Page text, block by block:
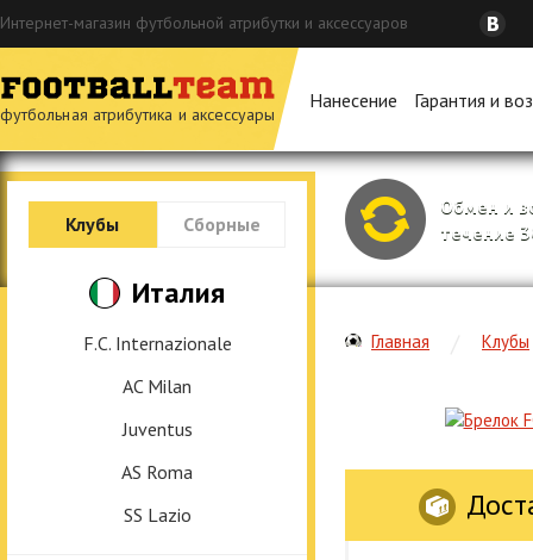
Интернет-магазин футбольной атрибутки и аксессуаров
футбольная атрибутика и аксессуары
Нанесение Гарантия и
Обмен и
течение
Клубы Сборные
Италия
F.C. Internazionale
AC Milan
Juventus
AS Roma
SS Lazio
Главная Клубы